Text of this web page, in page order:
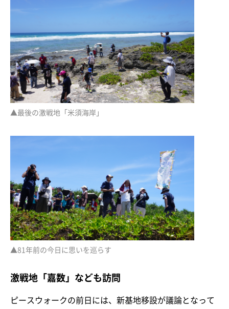
▲最後の激戦地「米須海岸」
▲81年前の今日に思いを巡らす
激戦地「嘉数」なども訪問
ピースウォークの前日には、新基地移設が議論となって